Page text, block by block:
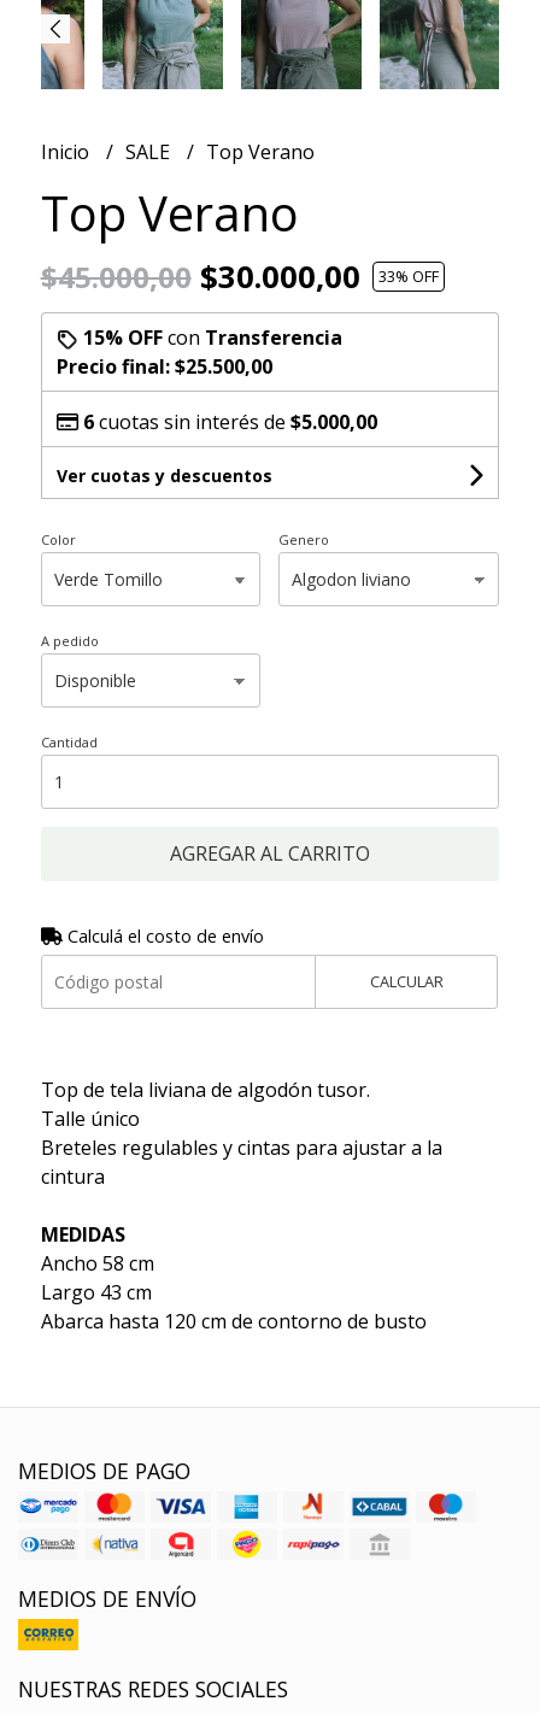
Inicio SALE Top Verano
Top Verano
$45.000,00$30.000,00 33% OFF
15% OFFcon Transferencia
Precio final:$25.500,00
6cuotas sin interés de $5.000,00
Ver cuotas y descuentos
Color Genero
A pedido
Cantidad
AGREGAR AL CARRITO
Calculá el costo de envío
CALCULAR
Top de tela liviana de algodón tusor.
Talle único
Breteles regulables y cintas para ajustar a la
cintura
MEDIDAS
Ancho 58 cm
Largo 43 cm
Abarca hasta 120 cm de contorno de busto
MEDIOS DE PAGO
MEDIOS DE ENVÍO
NUESTRAS REDES SOCIALES